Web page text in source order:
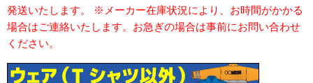
発送いたします。 ※メーカー在庫状況により、お時間がかかる
場合はご連絡いたします。お急ぎの場合は事前にお問い合わせ
ください。